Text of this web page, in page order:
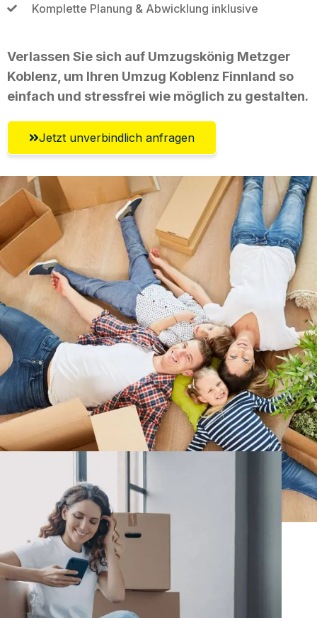
Komplette Planung & Abwicklung inklusive
Verlassen Sie sich auf Umzugskönig Metzger
Koblenz, um Ihren Umzug Koblenz Finnland so
einfach und stressfrei wie möglich zu gestalten.
Jetzt unverbindlich anfragen